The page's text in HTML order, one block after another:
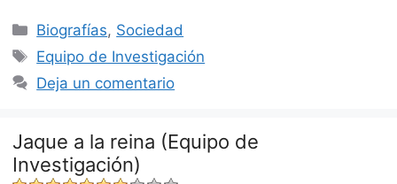
Categorías
Biografías, Sociedad
Etiquetas
Equipo de Investigación
Deja un comentario
Jaque a la reina (Equipo de
Investigación)